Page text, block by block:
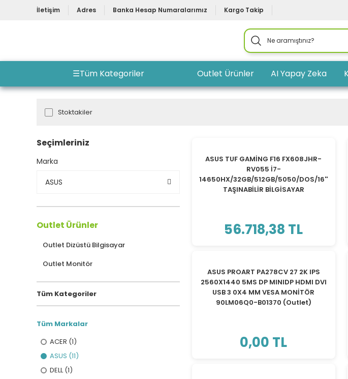
İletişim Adres Banka Hesap Numaralarımız Kargo Takip
☰Tüm Kategoriler Outlet Ürünler AI Yapay Zeka
Stoktakiler
Seçimleriniz
Marka
ASUS
Outlet Ürünler
Outlet Dizüstü Bilgisayar
Outlet Monitör
Tüm Kategoriler
Tüm Markalar
ACER (1)
ASUS (11)
DELL (1)
ASUS TUF GAMİNG F16 FX608JHR-
RV055 İ7-
14650HX/32GB/512GB/5050/DOS/16''
TAŞINABİLİR BİLGİSAYAR
56.718,38 TL
ASUS PROART PA278CV 27 2K IPS
2560X1440 5MS DP MINIDP HDMI DVI
USB 3 0X4 MM VESA MONİTÖR
90LM06Q0-B01370 (Outlet)
0,00 TL